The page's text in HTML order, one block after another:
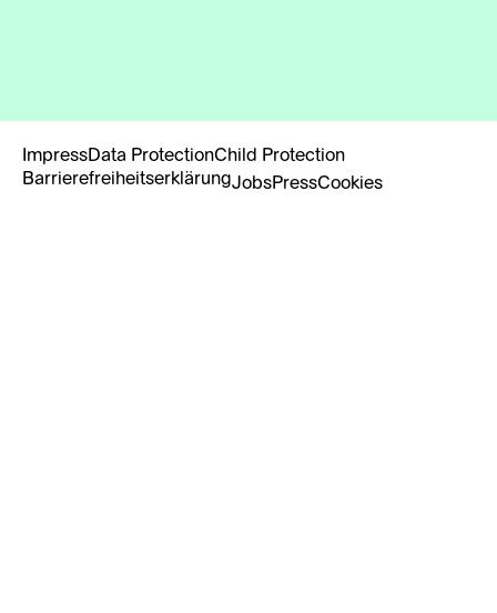
ImpressData ProtectionChild Protection
BarrierefreiheitserklärungJobsPressCookies